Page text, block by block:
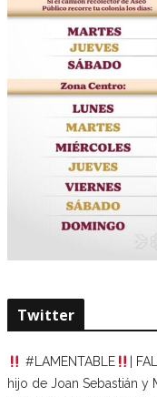
Twitter
#LAMENTABLE
|
hijo de Joan Sebastián y